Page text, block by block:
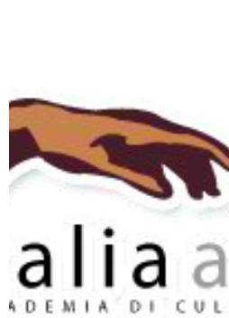
Instituto de
Italiana –